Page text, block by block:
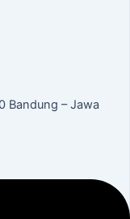
Bandung – Jawa